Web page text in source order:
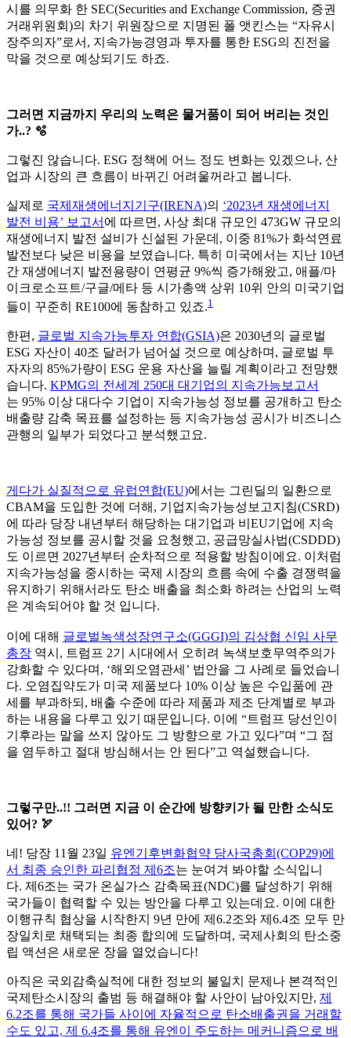
시를 의무화 한 SEC(Securities and Exchange Commission, 증권
거래위원회)의 차기 위원장으로 지명된 폴 앳킨스는 “자유시
장주의자”로서, 지속가능경영과 투자를 통한 ESG의 진전을
막을 것으로 예상되기도 하죠.
그러면 지금까지 우리의 노력은 물거품이 되어 버리는 것인
가..? 🫧
그렇진 않습니다. ESG 정책에 어느 정도 변화는 있겠으나, 산
업과 시장의 큰 흐름이 바뀌긴 어려울꺼라고 봅니다.
실제로 국제재생에너지기구(IRENA)의 ‘2023년 재생에너지
발전 비용’ 보고서 에 따르면, 사상 최대 규모인 473GW 규모의
재생에너지 발전 설비가 신설된 가운데, 이중 81%가 화석연료
발전보다 낮은 비용을 보였습니다. 특히 미국에서는 지난 10년
간 재생에너지 발전용량이 연평균 9%씩 증가해왔고, 애플/마
이크로소프트/구글/메타 등 시가총액 상위 10위 안의 미국기업
들이 꾸준히 RE100에 동참하고 있죠.1
한편, 글로벌 지속가능투자 연합(GSIA)은 2030년의 글로벌
ESG 자산이 40조 달러가 넘어설 것으로 예상하며, 글로벌 투
자자의 85%가량이 ESG 운용 자산을 늘릴 계획이라고 전망했
습니다. KPMG의 전세계 250대 대기업의 지속가능보고서
는 95% 이상 대다수 기업이 지속가능성 정보를 공개하고 탄소
배출량 감축 목표를 설정하는 등 지속가능성 공시가 비즈니스
관행의 일부가 되었다고 분석했고요.
게다가 실질적으로 유럽연합(EU)에서는 그린딜의 일환으로
CBAM을 도입한 것에 더해, 기업지속가능성보고지침(CSRD)
에 따라 당장 내년부터 해당하는 대기업과 비EU기업에 지속
가능성 정보를 공시할 것을 요청했고, 공급망실사법(CSDDD)
도 이르면 2027년부터 순차적으로 적용할 방침이에요. 이처럼
지속가능성을 중시하는 국제 시장의 흐름 속에 수출 경쟁력을
유지하기 위해서라도 탄소 배출을 최소화 하려는 산업의 노력
은 계속되어야 할 것 입니다.
이에 대해 글로벌녹색성장연구소(GGGI)의 김상협 신임 사무
총장 역시, 트럼프 2기 시대에서 오히려 녹색보호무역주의가
강화할 수 있다며, ‘해외오염관세’ 법안을 그 사례로 들었습니
다. 오염집약도가 미국 제품보다 10% 이상 높은 수입품에 관
세를 부과하되, 배출 수준에 따라 제품과 제조 단계별로 부과
하는 내용을 다루고 있기 때문입니다. 이에 “트럼프 당선인이
기후라는 말을 쓰지 않아도 그 방향으로 가고 있다”며 “그 점
을 염두하고 절대 방심해서는 안 된다”고 역설했습니다.
그렇구만..!! 그러면 지금 이 순간에 방향키가 될 만한 소식도
있어? 🏹
네! 당장 11월 23일 유엔기후변화협약 당사국총회(COP29)에
서 최종 승인한 파리협정 제6조는 눈여겨 봐야할 소식입니
다. 제6조는 국가 온실가스 감축목표(NDC)를 달성하기 위해
국가들이 협력할 수 있는 방안을 다루고 있는데요. 이에 대한
이행규칙 협상을 시작한지 9년 만에 제6.2조와 제6.4조 모두 만
장일치로 채택되는 최종 합의에 도달하며, 국제사회의 탄소중
립 액션은 새로운 장을 열었습니다!
아직은 국외감축실적에 대한 정보의 불일치 문제나 본격적인
국제탄소시장의 출범 등 해결해야 할 사안이 남아있지만, 제
6.2조를 통해 국가들 사이에 자율적으로 탄소배출권을 거래할
수도 있고, 제 6.4조를 통해 유엔이 주도하는 메커니즘으로 배